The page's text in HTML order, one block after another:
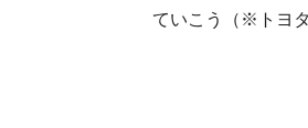
ていこう（※トヨ